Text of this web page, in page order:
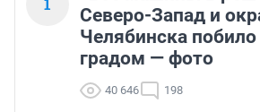
1
Северо-Запад и
Челябинска
градом — фото
40 646 198